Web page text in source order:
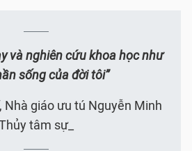
và nghiên cứu khoa học như
sống của đời tôi”
Nhà giáo ưu tú Nguyễn Minh
tâm sự_